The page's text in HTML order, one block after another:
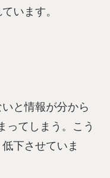
います。
と情報が分から
ってしまう。こう
下させていま